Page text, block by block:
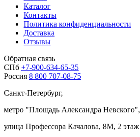
Каталог
Контакты
Политика конфиденциальности
Доставка
Отзывы
Обратная связь
СПб +7-900-634-65-35
Россия 8 800 707-08-75
Санкт-Петербург,
метро "Площадь Александра Невского",
улица Профессора Качалова, 8М, 2 этаж